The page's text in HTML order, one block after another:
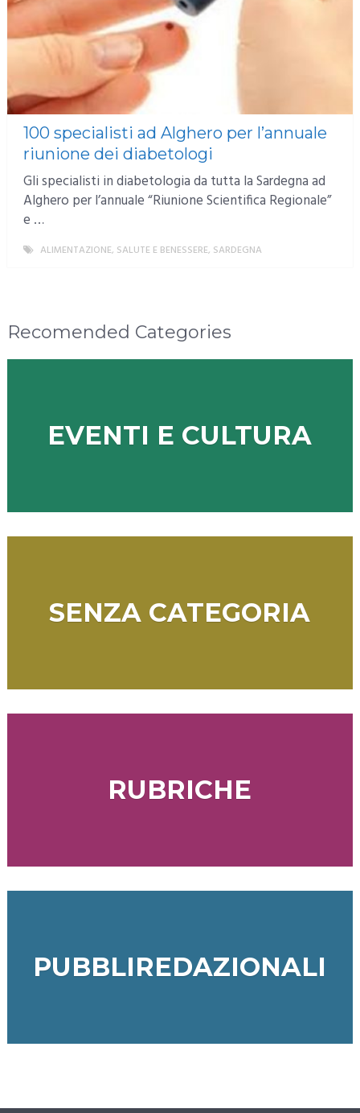
100 specialisti ad Alghero per l’annuale
riunione dei diabetologi
Gli specialisti in diabetologia da tutta la Sardegna ad
Alghero per l’annuale “Riunione Scientifica Regionale”
e …
ALIMENTAZIONE, SALUTE E BENESSERE, SARDEGNA
Recomended Categories
EVENTI E CULTURA
SENZA CATEGORIA
RUBRICHE
PUBBLIREDAZIONALI